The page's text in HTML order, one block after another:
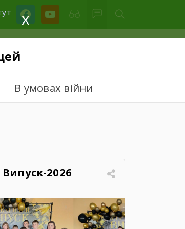
facebookyoutube
В умовах війни
Випуск-2026
x